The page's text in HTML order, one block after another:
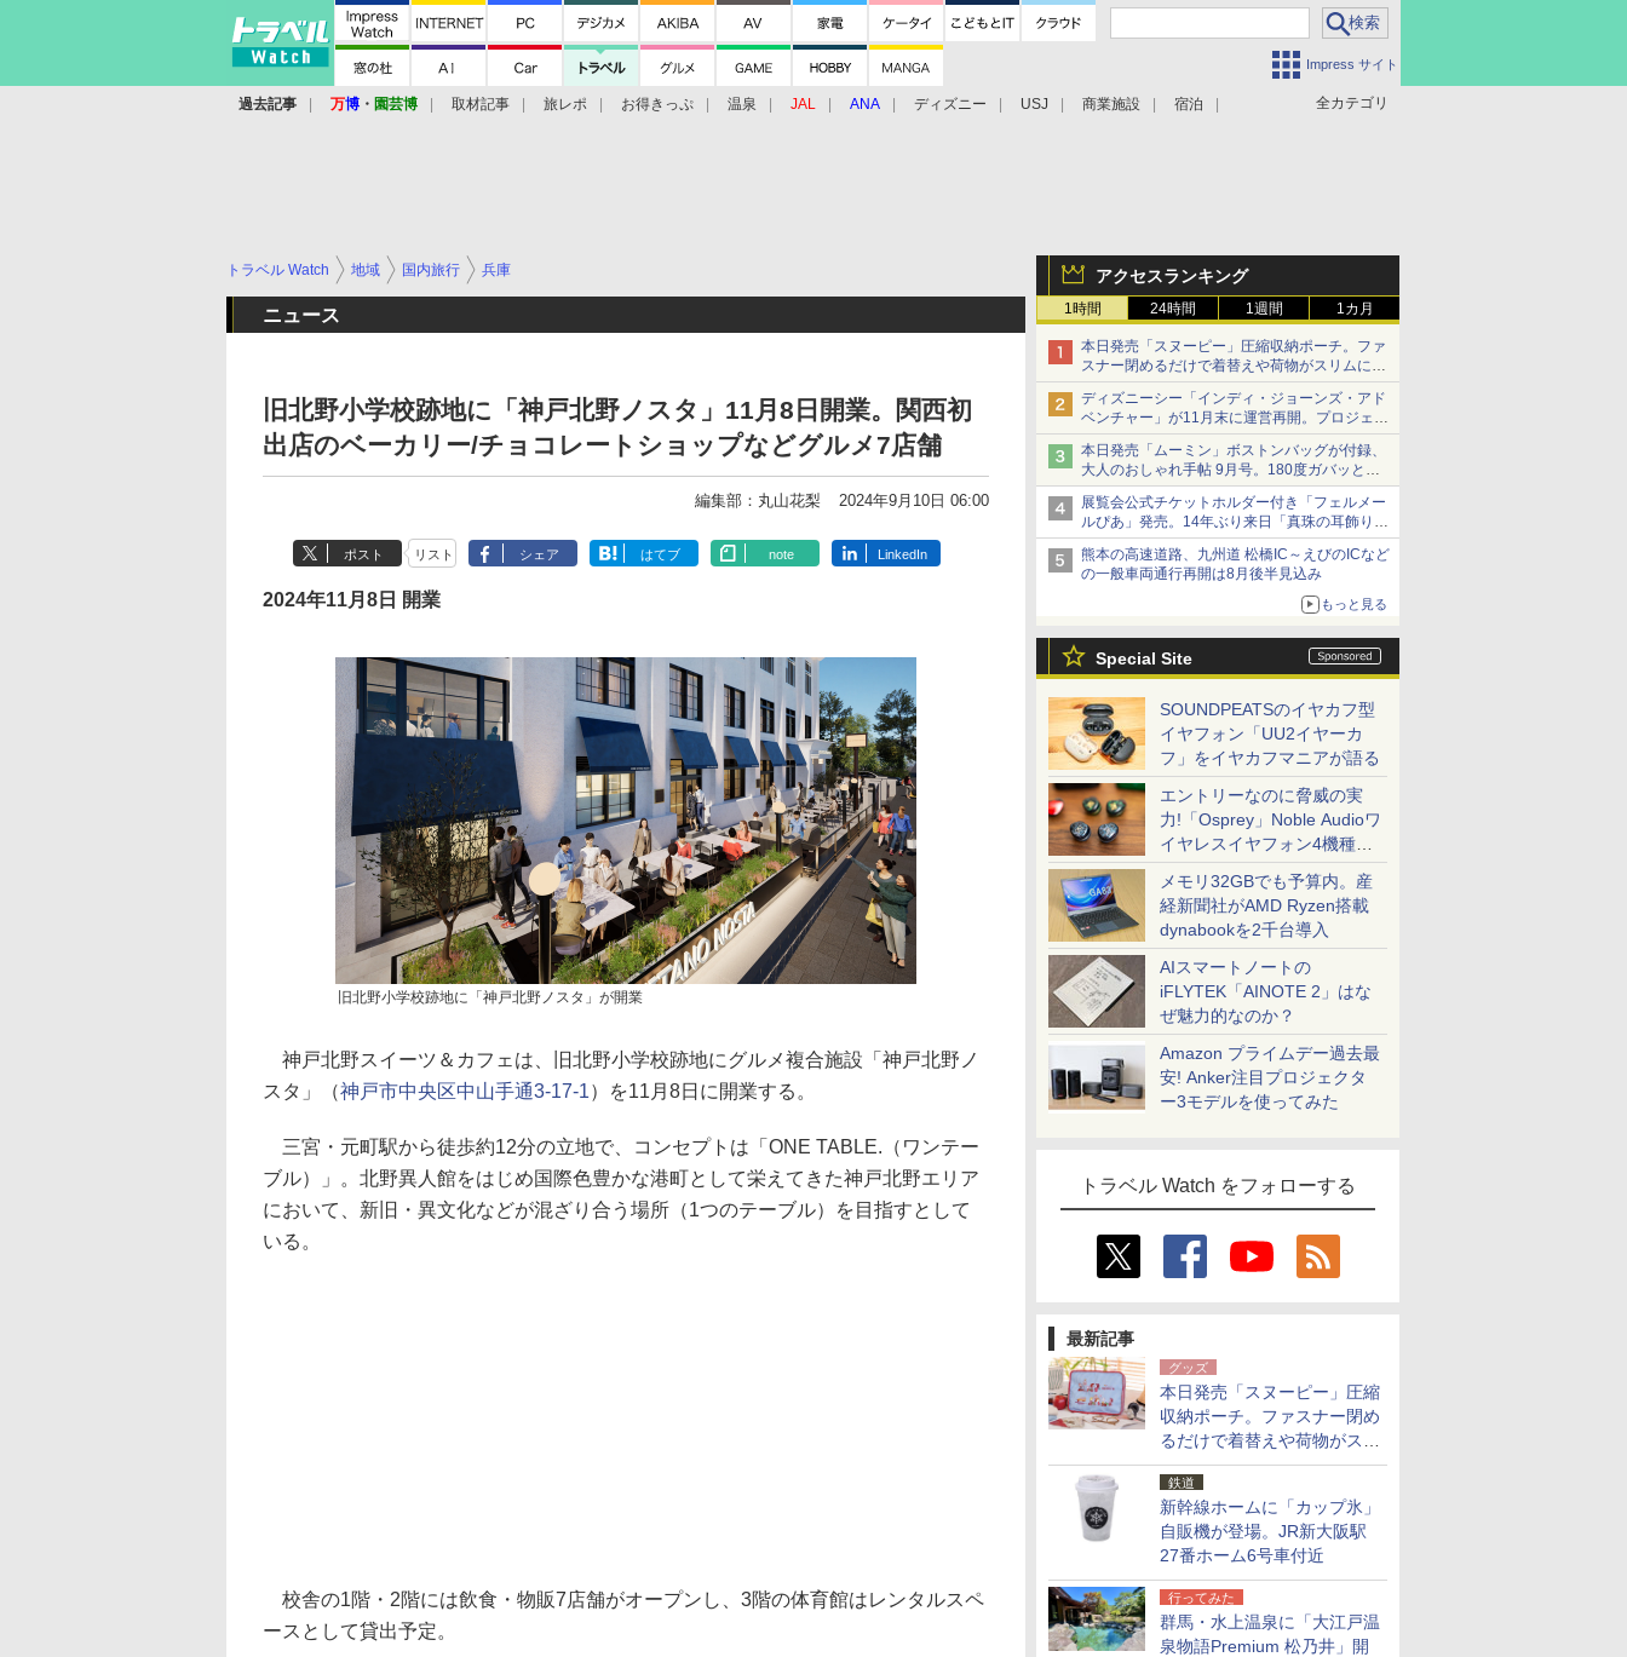
Impress サイト
全カテゴリ
過去記事 万博 ・ 園芸博 取材記事 旅レポ お得きっぷ 温泉 JAL ANA ディズニー USJ 商業施設 宿泊
アクセスランキング
1時間 24時間 1週間 1カ月
本日発売「スヌーピー」圧縮収納ポーチ。ファ
スナー閉めるだけで着替えや荷物がスリムにま
とまる
ディズニーシー「インディ・ジョーンズ・アド
ベンチャー」が11月末に運営再開。プロジェク
ションマッピングを追加、DPAは1500円
本日発売「ムーミン」ボストンバッグが付録、
大人のおしゃれ手帖 9月号。180度ガバッと開
いて大容量
展覧会公式チケットホルダー付き「フェルメー
ルぴあ」発売。14年ぶり来日「真珠の耳飾りの
少女」ほか37作品のガイド
熊本の高速道路、九州道 松橋IC～えびのICなど
の一般車両通行再開は8月後半見込み
もっと見る
Special Site
SOUNDPEATSのイヤカフ型
イヤフォン「UU2イヤーカ
フ」をイヤカフマニアが語る
エントリーなのに脅威の実
力!「Osprey」Noble Audioワ
イヤレスイヤフォン4機種を
一気に聴く
メモリ32GBでも予算内。産
経新聞社がAMD Ryzen搭載
dynabookを2千台導入
AIスマートノートの
iFLYTEK「AINOTE 2」はな
ぜ魅力的なのか？
Amazon プライムデー過去最
安! Anker注目プロジェクタ
ー3モデルを使ってみた
トラベル Watch をフォローする
最新記事
グッズ
本日発売「スヌーピー」圧縮
収納ポーチ。ファスナー閉め
るだけで着替えや荷物がスリ
ムにまとまる
鉄道
新幹線ホームに「カップ氷」
自販機が登場。JR新大阪駅
27番ホーム6号車付近
行ってみた
群馬・水上温泉に「大江戸温
泉物語Premium 松乃井」開
トラベル Watch 地域 国内旅行 兵庫
ニュース
旧北野小学校跡地に「神戸北野ノスタ」11月8日開業。関西初
出店のベーカリー/チョコレートショップなどグルメ7店舗
編集部：丸山花梨 2024年9月10日 06:00
ポスト リスト シェア はてブ note LinkedIn
2024年11月8日 開業
旧北野小学校跡地に「神戸北野ノスタ」が開業
神戸北野スイーツ＆カフェは、旧北野小学校跡地にグルメ複合施設「神戸北野ノ
スタ」（神戸市中央区中山手通3-17-1）を11月8日に開業する。
三宮・元町駅から徒歩約12分の立地で、コンセプトは「ONE TABLE.（ワンテー
ブル）」。北野異人館をはじめ国際色豊かな港町として栄えてきた神戸北野エリア
において、新旧・異文化などが混ざり合う場所（1つのテーブル）を目指すとして
いる。
校舎の1階・2階には飲食・物販7店舗がオープンし、3階の体育館はレンタルスペ
ースとして貸出予定。